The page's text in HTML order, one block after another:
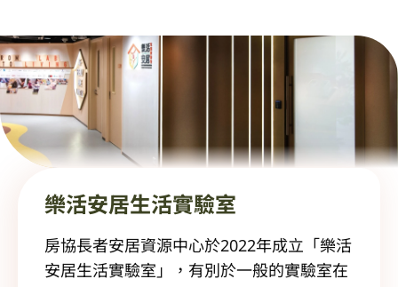
樂活安居生活實驗室
房協長者安居資源中心於2022年成立「樂活
安居生活實驗室」，有別於一般的實驗室在